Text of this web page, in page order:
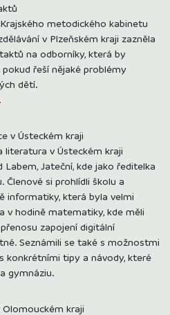
metodického kabinetu
v Plzeňském kraji zazněla
na odborníky, která by
řeší nějaké problémy
dětí.
.
v Ústeckém kraji
literatura v Ústeckém kraji
Jateční, kde jako ředitelka
Členové si prohlídli školu a
informatiky, která byla velmi
v hodině matematiky, kde měli
zapojení digitální
Seznámili se také s možnostmi
konkrétními tipy a návody, které
gymnáziu.
kraji